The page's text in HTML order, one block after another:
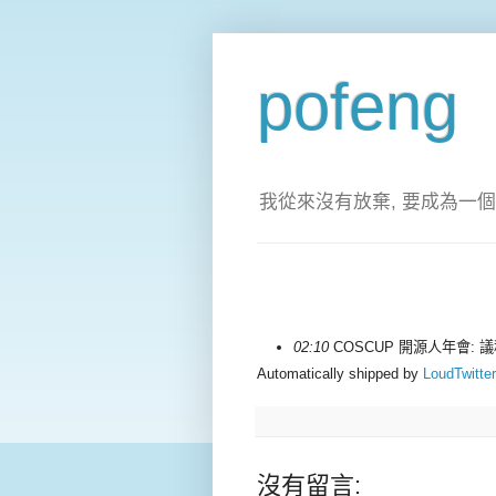
pofeng
我從來沒有放棄, 要成為一
02:10 COSCUP 開源人年會:
Automatically shipped by LoudTwitter
沒有留言: